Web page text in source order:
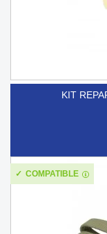
KIT
COMPATIBLE